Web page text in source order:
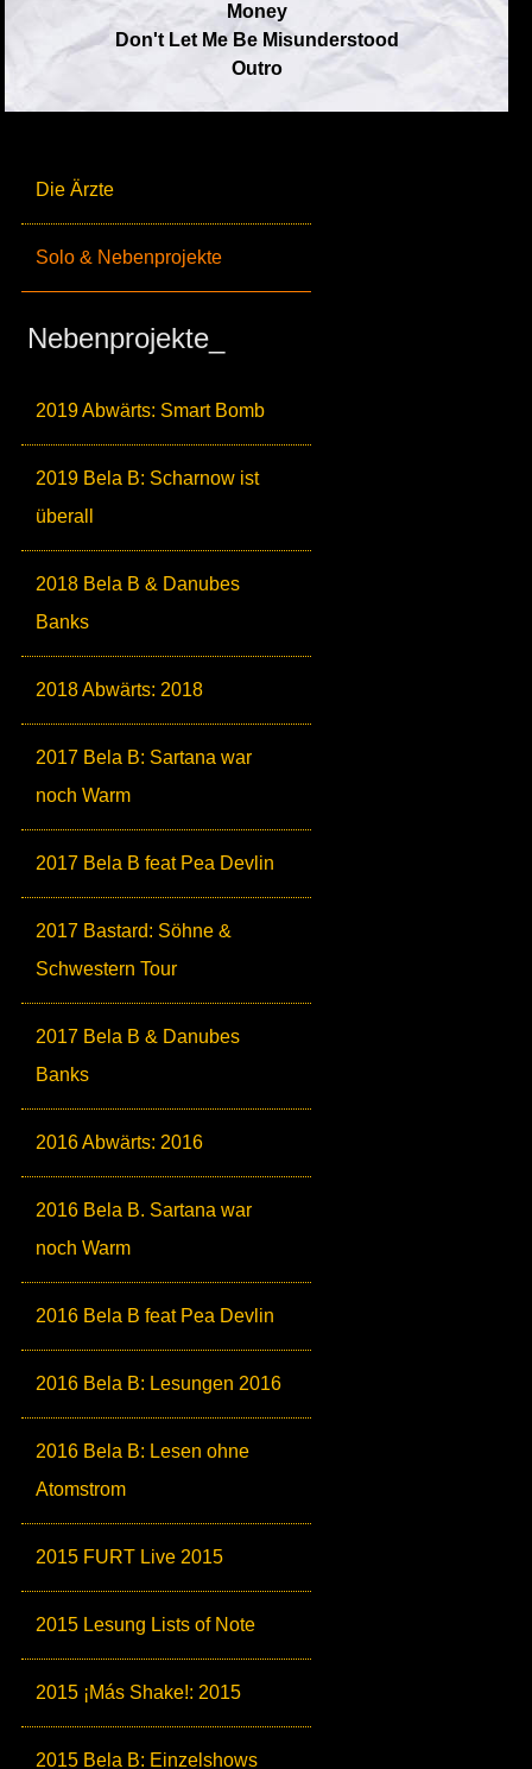
Die Ärzte
Solo & Nebenprojekte
Nebenprojekte_
2019 Abwärts: Smart Bomb
2019 Bela B: Scharnow ist
überall
2018 Bela B & Danubes
Banks
2018 Abwärts: 2018
2017 Bela B: Sartana war
noch Warm
2017 Bela B feat Pea Devlin
2017 Bastard: Söhne &
Schwestern Tour
2017 Bela B & Danubes
Banks
2016 Abwärts: 2016
2016 Bela B. Sartana war
noch Warm
2016 Bela B feat Pea Devlin
2016 Bela B: Lesungen 2016
2016 Bela B: Lesen ohne
Atomstrom
2015 FURT Live 2015
2015 Lesung Lists of Note
2015 ¡Más Shake!: 2015
2015 Bela B: Einzelshows
Money
Don't Let Me Be Misunderstood
Outro